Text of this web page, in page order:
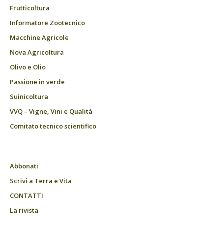
Frutticoltura
Informatore Zootecnico
Macchine Agricole
Nova Agricoltura
Olivo e Olio
Passione in verde
Suinicoltura
VVQ – Vigne, Vini e Qualità
Comitato tecnico scientifico
Abbonati
Scrivi a Terra e Vita
CONTATTI
La rivista